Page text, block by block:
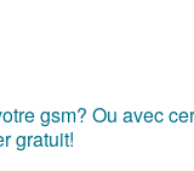
gsm? Ou avec
gratuit!